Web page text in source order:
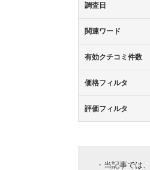
調査日
関連ワード
有効クチコミ件数
価格フィルタ
評価フィルタ
・当記事では